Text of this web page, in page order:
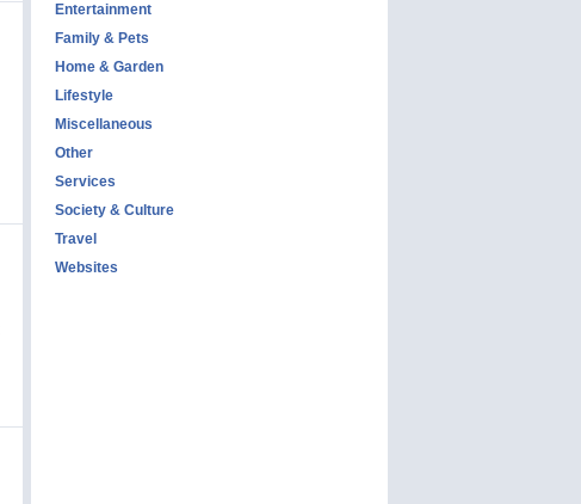
Entertainment
Family & Pets
Home & Garden
Lifestyle
Miscellaneous
Other
Services
Society & Culture
Travel
Websites